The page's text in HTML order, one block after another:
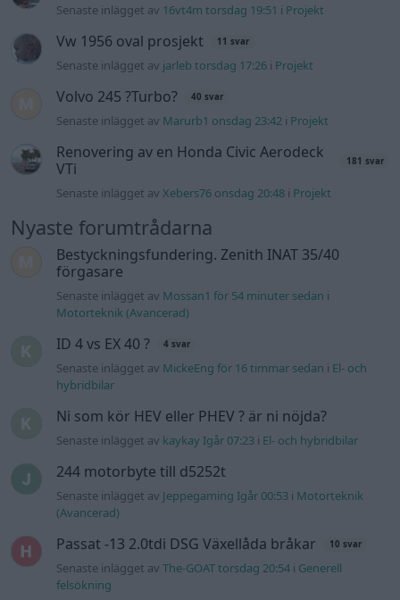
Senaste inlägget av 16vt4m torsdag 19:51 i Projekt
Vw 1956 oval prosjekt 11 svar
Senaste inlägget av jarleb torsdag 17:26 i Projekt
Volvo 245 ?Turbo? 40 svar
Senaste inlägget av Marurb1 onsdag 23:42 i Projekt
Renovering av en Honda Civic Aerodeck
VTi
181 svar
Senaste inlägget avXebers76 onsdag 20:48 i Projekt
Nyaste forumtrådarna
Bestyckningsfundering. Zenith INAT 35/40
förgasare
Senaste inlägget av Mossan1 för 54 minuter sedan i
Motorteknik (Avancerad)
ID 4 vs EX 40 ? 4 svar
Senaste inlägget av MickeEng för 16 timmar sedan i El- och
hybridbilar
Ni som kör HEV eller PHEV ? är ni nöjda?
Senaste inlägget av kaykay Igår 07:23 i El- och hybridbilar
244 motorbyte till d5252t
Senaste inlägget av Jeppegaming Igår 00:53 i Motorteknik
(Avancerad)
Passat -13 2.0tdi DSG Växellåda bråkar 10 svar
Senaste inlägget avThe-GOAT torsdag 20:54 i Generell
felsökning